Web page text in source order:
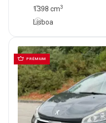
1398 cm3
Lisboa
PRÉMIUM